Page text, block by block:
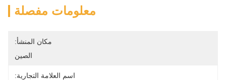
معلومات مفصلة
مكان المنشأ:
الصين
اسم العلامة التجارية: